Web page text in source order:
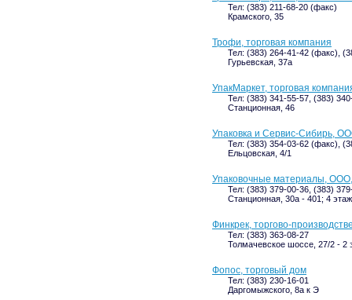
Тел: (383) 211-68-20 (факс)
Крамского, 35
Трофи, торговая компания
Тел: (383) 264-41-42 (факс),
Гурьевская, 37а
УпакМаркет, торговая
Тел: (383) 341-55-57, (383)
Станционная, 46
Упаковка и Сервис-Сибирь,
Тел: (383) 354-03-62 (факс),
Ельцовская, 4/1
Упаковочные материалы, ООО,
Тел: (383) 379-00-36, (383)
Станционная, 30а - 401; 4 этаж
Финкрек, торгово-
Тел: (383) 363-08-27
Толмачевское шоссе, 27/2 - 2
Фопос, торговый дом
Тел: (383) 230-16-01
Даргомыжского, 8а к Э